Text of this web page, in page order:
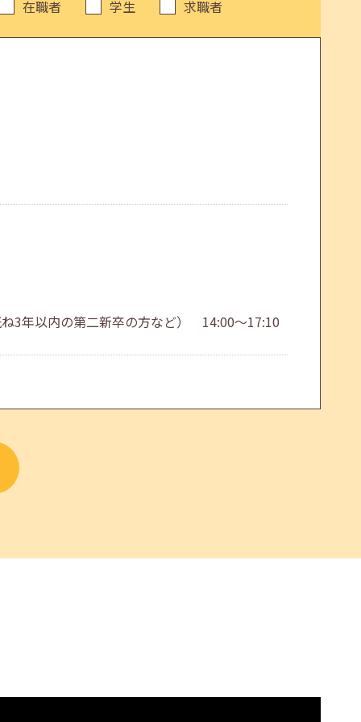
在職者 学生 求職者
3年以内の第二新卒の方など） 14:00～17:10